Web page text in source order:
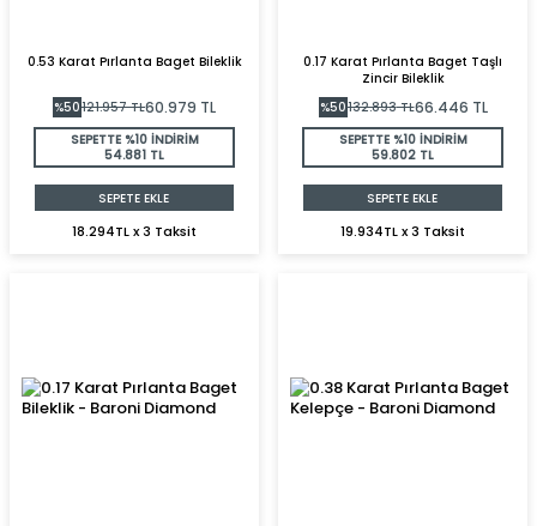
0.53 Karat Pırlanta Baget Bileklik
%50121.957TL60.979 TL
SEPETTE %10 İNDİRİM
54.881 TL
SEPETE EKLE
18.294TL x 3 Taksit
0.17 Karat Pırlanta Baget Taşlı
Zincir Bileklik
%50132.893TL66.446 TL
SEPETTE %10 İNDİRİM
59.802 TL
SEPETE EKLE
19.934TL x 3 Taksit